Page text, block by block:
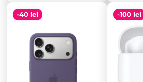
-40 lei -100 lei